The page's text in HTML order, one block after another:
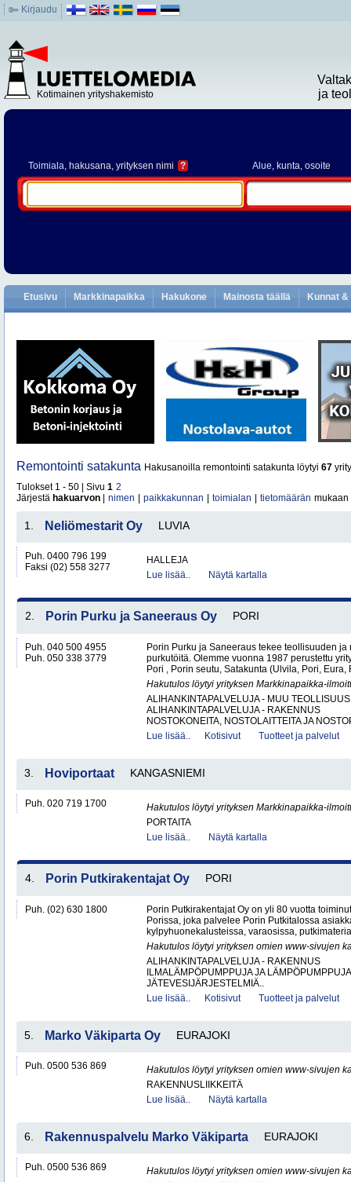
Kirjaudu
Kotimainen yrityshakemisto
ja
Toimiala, hakusana, yrityksen nimi ? Alue, kunta, osoite
Etusivu Markkinapaikka Hakukone Mainosta täällä Kunnat
Remontointi satakunta Hakusanoilla remontointi satakunta löytyi 67
Tulokset 1 - 50 | Sivu 1 2
Järjestä hakuarvon nimen paikkakunnan toimialan tietomäärän mukaan
1. Neliömestarit Oy LUVIA
Puh. 0400 796 199
Faksi (02) 558 3277
HALLEJA
Lue lisää..
Näytä kartalla
2. Porin Purku ja Saneeraus Oy PORI
Puh. 040 500 4955
Puh. 050 338 3779
Porin Purku ja Saneeraus tekee teollisuuden
purkutöitä. Olemme vuonna 1987 perustettu
Pori , Porin seutu, Satakunta (Ulvila, Pori, Eura,
Hakutulos löytyi yrityksen Markkinapaikka-
ALIHANKINTAPALVELUJA - MUU TEOLLISUUS
ALIHANKINTAPALVELUJA - RAKENNUS
NOSTOKONEITA, NOSTOLAITTEITA JA
Lue lisää..
Kotisivut Tuotteet ja palvelut
3. Hoviportaat KANGASNIEMI
Puh. 020 719 1700
Hakutulos löytyi yrityksen Markkinapaikka-
PORTAITA
Lue lisää..
Näytä kartalla
4. Porin Putkirakentajat Oy PORI
Puh. (02) 630 1800
Porin Putkirakentajat Oy on yli 80 vuotta
Porissa, joka palvelee Porin Putkitalossa
kylpyhuonekalusteissa, varaosissa,
Hakutulos löytyi yrityksen omien www-sivujen
ALIHANKINTAPALVELUJA - RAKENNUS
ILMALÄMPÖPUMPPUJA JA LÄMPÖPUMPPUJA
JÄTEVESIJÄRJESTELMIÄ..
Lue lisää..
Kotisivut Tuotteet ja palvelut
5. Marko Väkiparta Oy EURAJOKI
Puh. 0500 536 869
Hakutulos löytyi yrityksen omien www-sivujen
RAKENNUSLIIKKEITÄ
Lue lisää..
Näytä kartalla
6. Rakennuspalvelu Marko Väkiparta EURAJOKI
Puh. 0500 536 869
Hakutulos löytyi yrityksen omien www-sivujen